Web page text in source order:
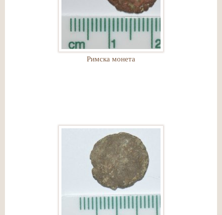
Римска монета